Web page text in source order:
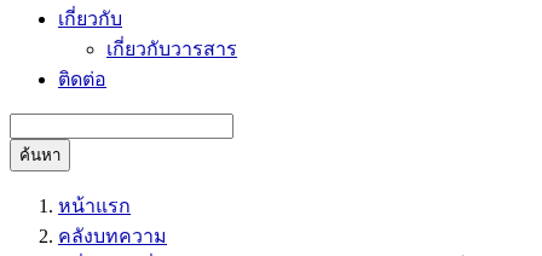
เกี่ยวกับ
เกี่ยวกับวารสาร
ติดต่อ
ค้นหา
หน้าแรก
คลังบทความ